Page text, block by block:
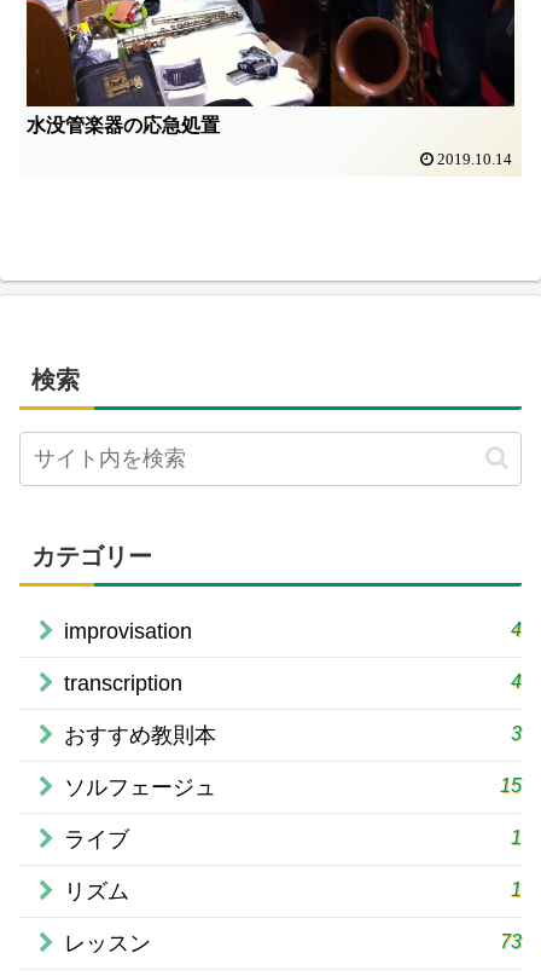
水没管楽器の応急処置
2019.10.14
検索
カテゴリー
improvisation 4
transcription 4
おすすめ教則本 3
ソルフェージュ 15
ライブ 1
リズム 1
レッスン 73